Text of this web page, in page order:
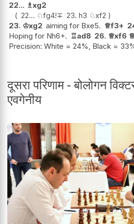
22... ♗xg2
22... ♘fg4!∓ 23. h3 ♘xf2
23. ♔xg2 aiming for Bxe5. ♕f3+
Hoping for Nh6+. ♖ad8 26. ♕xf6
Precision: White = 24%, Black =
दूसरा परिणाम - बोलोगन
एवगेनीय